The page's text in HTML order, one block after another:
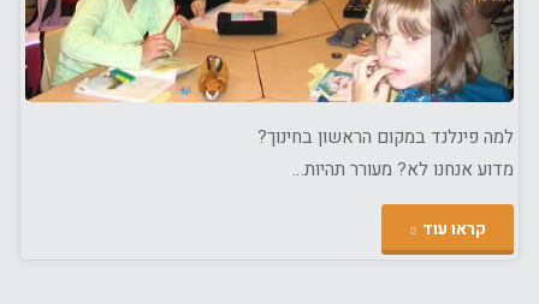
למה פינלנד במקום הראשון בחינוך?
מדוע אנחנו לא? מעורר תהיות…
קראו עוד